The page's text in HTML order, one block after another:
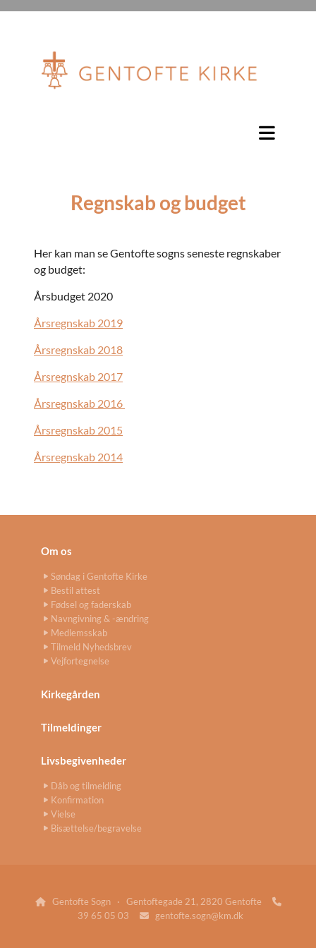
Regnskab og budget
Her kan man se Gentofte sogns seneste regnskaber
og budget:
Årsbudget 2020
Årsregnskab 2019
Årsregnskab 2018
Årsregnskab 2017
Årsregnskab 2016
Årsregnskab 2015
Årsregnskab 2014
Om os
Søndag i Gentofte Kirke
Bestil attest
Fødsel og faderskab
Navngivning & -ændring
Medlemsskab
Tilmeld Nyhedsbrev
Vejfortegnelse
Kirkegården
Tilmeldinger
Livsbegivenheder
Dåb og tilmelding
Konfirmation
Vielse
Bisættelse/begravelse
Gentofte Sogn · Gentoftegade 21, 2820 Gentofte 
39 65 05 03 gentofte.sogn@km.dk